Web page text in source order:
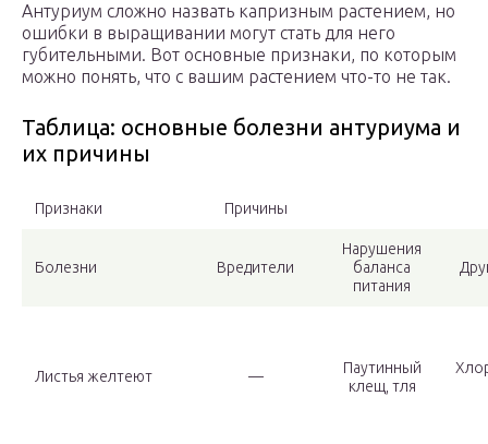
Антуриум сложно назвать капризным растением, но
ошибки в выращивании могут стать для него
губительными. Вот основные признаки, по которым
можно понять, что с вашим растением что-то не так.
Таблица: основные болезни антуриума и
их причины
Признаки Причины
Болезни Вредители
Нарушения
баланса
питания
Листья желтеют —
Паутинный
клещ, тля